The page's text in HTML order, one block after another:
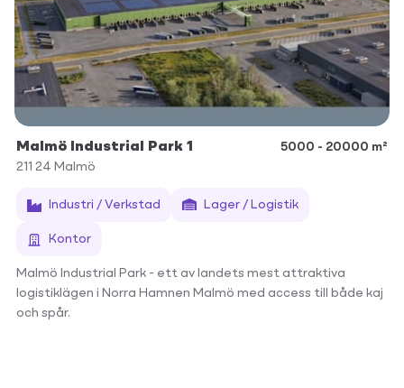
Malmö Industrial Park 1
5000 - 20000 m²
211 24 Malmö
Industri / Verkstad Lager / Logistik
Kontor
Malmö Industrial Park - ett av landets mest attraktiva
logistiklägen i Norra Hamnen Malmö med access till både kaj
och spår.